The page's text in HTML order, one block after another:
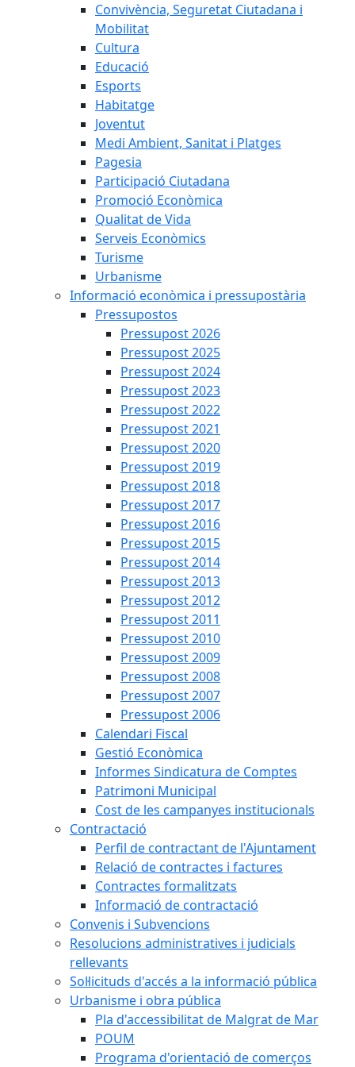
Convivència, Seguretat Ciutadana i
Mobilitat
Cultura
Educació
Esports
Habitatge
Joventut
Medi Ambient, Sanitat i Platges
Pagesia
Participació Ciutadana
Promoció Econòmica
Qualitat de Vida
Serveis Econòmics
Turisme
Urbanisme
Informació econòmica i pressupostària
Pressupostos
Pressupost 2026
Pressupost 2025
Pressupost 2024
Pressupost 2023
Pressupost 2022
Pressupost 2021
Pressupost 2020
Pressupost 2019
Pressupost 2018
Pressupost 2017
Pressupost 2016
Pressupost 2015
Pressupost 2014
Pressupost 2013
Pressupost 2012
Pressupost 2011
Pressupost 2010
Pressupost 2009
Pressupost 2008
Pressupost 2007
Pressupost 2006
Calendari Fiscal
Gestió Econòmica
Informes Sindicatura de Comptes
Patrimoni Municipal
Cost de les campanyes institucionals
Contractació
Perfil de contractant de l'Ajuntament
Relació de contractes i factures
Contractes formalitzats
Informació de contractació
Convenis i Subvencions
Resolucions administratives i judicials
rellevants
Sol·licituds d'accés a la informació pública
Urbanisme i obra pública
Pla d'accessibilitat de Malgrat de Mar
POUM
Programa d'orientació de comerços